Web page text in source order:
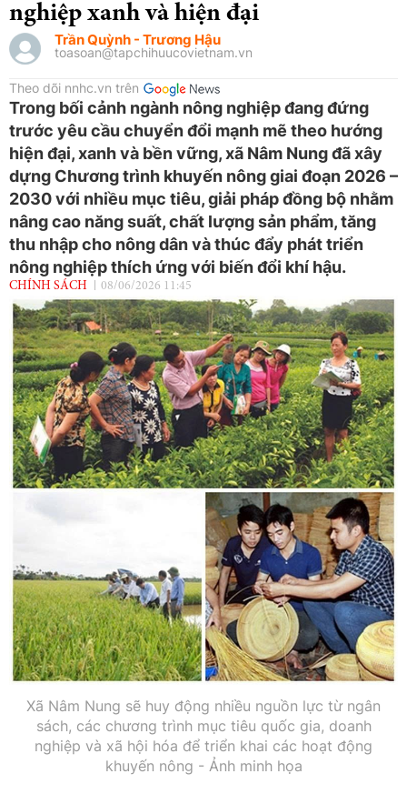
nghiệp xanh và hiện đại
Trần Quỳnh - Trương Hậu
toasoan@tapchihuucovietnam.vn
Theo dõi nnhc.vn trên
Trong bối cảnh ngành nông nghiệp đang đứng
trước yêu cầu chuyển đổi mạnh mẽ theo hướng
hiện đại, xanh và bền vững, xã Nâm Nung đã xây
dựng Chương trình khuyến nông giai đoạn 2026 –
2030 với nhiều mục tiêu, giải pháp đồng bộ nhằm
nâng cao năng suất, chất lượng sản phẩm, tăng
thu nhập cho nông dân và thúc đẩy phát triển
nông nghiệp thích ứng với biến đổi khí hậu.
CHÍNH SÁCH 08/06/2026 11:45
Xã Nâm Nung sẽ huy động nhiều nguồn lực từ ngân
sách, các chương trình mục tiêu quốc gia, doanh
nghiệp và xã hội hóa để triển khai các hoạt động
khuyến nông - Ảnh minh họa